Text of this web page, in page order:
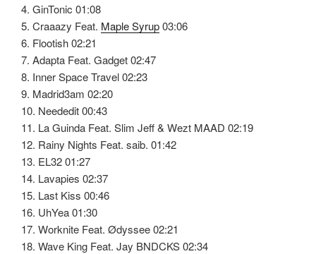
4. GinTonic 01:08
5. Craaazy Feat. Maple Syrup03:06
6. Flootish 02:21
7. Adapta Feat. Gadget 02:47
8. Inner Space Travel 02:23
9. Madrid3am 02:20
10. Neededit 00:43
11. La Guinda Feat. Slim Jeff & Wezt MAAD 02:19
12. Rainy Nights Feat. saib. 01:42
13. EL32 01:27
14. Lavapies 02:37
15. Last Kiss 00:46
16. UhYea 01:30
17. Worknite Feat. Ødyssee 02:21
18. Wave King Feat. Jay BNDCKS 02:34